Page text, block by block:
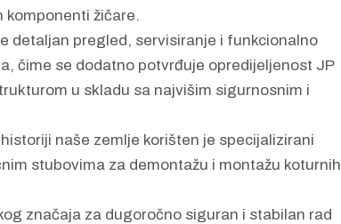
komponenti žičare.
detaljan pregled, servisiranje i funkcionalno
čime se dodatno potvrđuje opredijeljenost JP
u skladu sa najvišim sigurnosnim i
naše zemlje korišten je specijalizirani
stubovima za demontažu i montažu koturnih
značaja za dugoročno siguran i stabilan rad